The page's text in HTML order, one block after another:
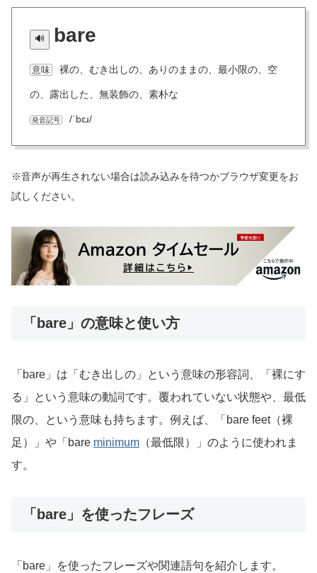
bare
意味 裸の、むき出しの、ありのままの、最小限の、空
の、露出した、無装飾の、素朴な
発音記号 /ˈbɛɹ/
※音声が再生されない場合は読み込みを待つかブラウザ変更をお
試しください。
「bare」の意味と使い方
「bare」は「むき出しの」という意味の形容詞、「裸にす
る」という意味の動詞です。覆われていない状態や、最低
限の、という意味も持ちます。例えば、「bare feet（裸
足）」や「bare minimum （最低限）」のように使われま
す。
「bare」を使ったフレーズ
「bare」を使ったフレーズや関連語句を紹介します。